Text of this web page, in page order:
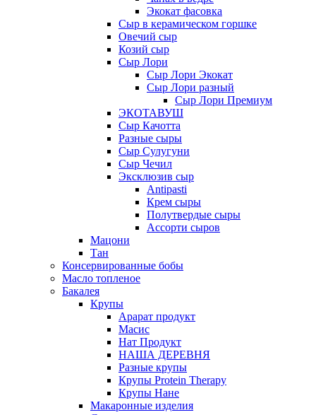
Экокат фасовка
Сыр в керамическом горшке
Овечий сыр
Козий сыр
Сыр Лори
Сыр Лори Экокат
Сыр Лори разный
Сыр Лори Премиум
ЭКОТАВУШ
Сыр Качотта
Разные сыры
Сыр Сулугуни
Сыр Чечил
Эксклюзив сыр
Antipasti
Крем сыры
Полутвердые сыры
Ассорти сыров
Мацони
Тан
Консервированные бобы
Масло топленое
Бакалея
Крупы
Арарат продукт
Масис
Нат Продукт
НАША ДЕРЕВНЯ
Разные крупы
Крупы Protein Therapy
Крупы Нане
Макаронные изделия